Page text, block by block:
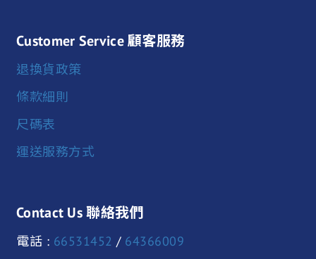
Customer Service 顧客服務
退換貨政策
條款細則
尺碼表
運送服務方式
Contact Us 聯絡我們
電話 : 66531452 / 64366009